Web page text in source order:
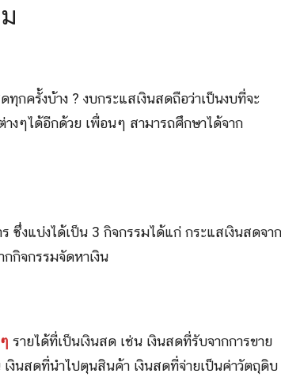
กครั้งบ้าง ? งบกระแสเงินสดถือว่าเป็นงบที่จะ
งๆได้อีกด้วย เพื่อนๆ สามารถศึกษาได้จาก
ซึ่งแบ่งได้เป็น 3 กิจกรรมได้แก่ กระแสเงินสดจา
กิจกรรมจัดหาเงิน
รายได้ที่เป็นเงินสด เช่น เงินสดที่รับจากการขาย
งินสดที่นำไปตุนสินค้า เงินสดที่จ่ายเป็นค่าวัตถุดิบ